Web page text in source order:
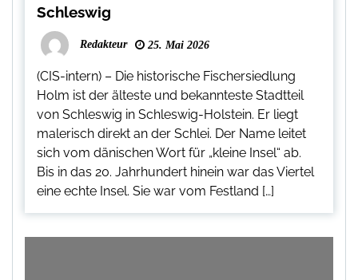
Schleswig
Redakteur 25. Mai 2026
(CIS-intern) – Die historische Fischersiedlung
Holm ist der älteste und bekannteste Stadtteil
von Schleswig in Schleswig-Holstein. Er liegt
malerisch direkt an der Schlei. Der Name leitet
sich vom dänischen Wort für „kleine Insel“ ab.
Bis in das 20. Jahrhundert hinein war das Viertel
eine echte Insel. Sie war vom Festland […]